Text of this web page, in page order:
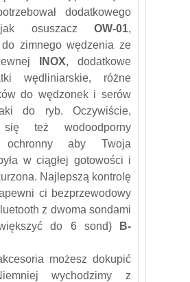
dodatkowego
osuszacz OW-01,
do zimnego wędzenia ze
INOX, dodatkowe
wędliniarskie, różne
do wędzonek i serów
do ryb. Oczywiście,
się też wodoodporny
ochronny aby Twoja
w ciągłej gotowości i
Najlepszą kontrolę
ci bezprzewodowy
z dwoma sondami
do 6 sond)
B-
możesz dokupić
wychodzimy z